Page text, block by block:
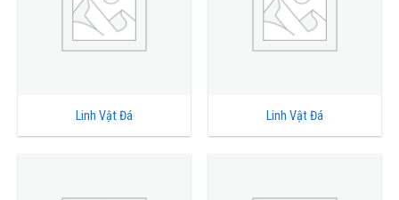
Linh Vật Đá Linh Vật Đá